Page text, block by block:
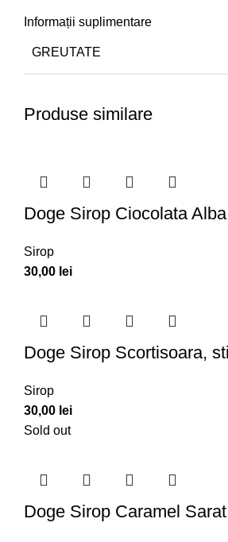
Informații suplimentare
GREUTATE
Produse similare
Doge Sirop Ciocolata
Sirop
30,00 lei
Doge Sirop Scortisoara,
Sirop
30,00 lei
Sold out
Doge Sirop Caramel